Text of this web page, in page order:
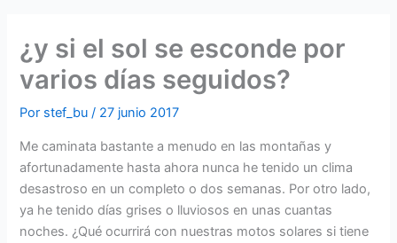
¿y si el sol se esconde por
varios días seguidos?
Por stef_bu/ 27 junio 2017
Me caminata bastante a menudo en las montañas y
afortunadamente hasta ahora nunca he tenido un clima
desastroso en un completo o dos semanas. Por otro lado,
ya he tenido días grises o lluviosos en unas cuantas
noches. ¿Qué ocurrirá con nuestras motos solares si tiene